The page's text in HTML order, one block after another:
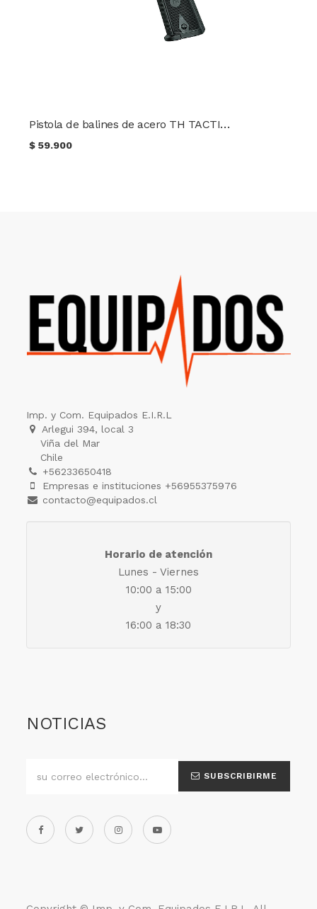
Pistola de balines de acero TH TACTICAL 1911 Joules Cal. 4.5
$59.900
Imp. y Com. Equipados E.I.R.L
Arlegui 394, local 3
Viña del Mar
Chile
+56233650418
Empresas e instituciones +56955375976
contacto@equipados.cl
Horario de atención
Lunes - Viernes
10:00 a 15:00
y
16:00 a 18:30
NOTICIAS
SUBSCRIBIRME